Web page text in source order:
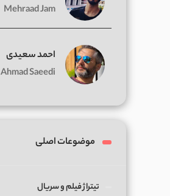
Mehraad Jam
احمد سعیدی
Ahmad Saeedi
موضوعات اصلی
تیتراژ فیلم و سریال